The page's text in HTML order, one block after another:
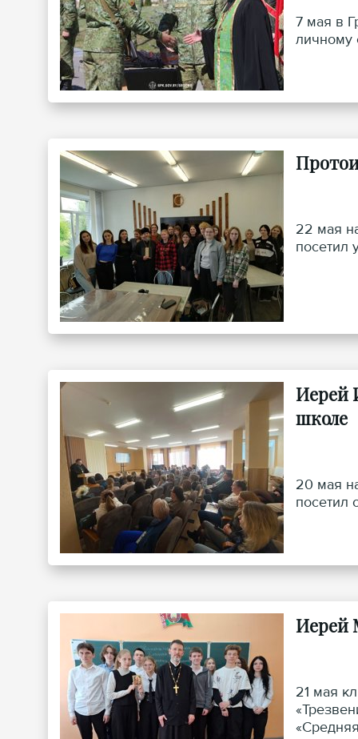
7 мая в
личному
22 мая
посетил
Иерей
школе
20 мая
посетил
Иерей
21 мая